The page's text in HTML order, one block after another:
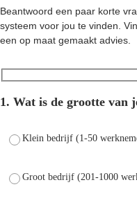
Beantwoord een paar korte
systeem voor jou te vinden.
een op maat gemaakt advies.
1. Wat is de grootte van
Klein bedrijf (1-50
Groot bedrijf (201-1000